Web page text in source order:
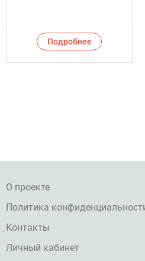
Подробнее
О проекте
Политика
Контакты
Личный кабинет